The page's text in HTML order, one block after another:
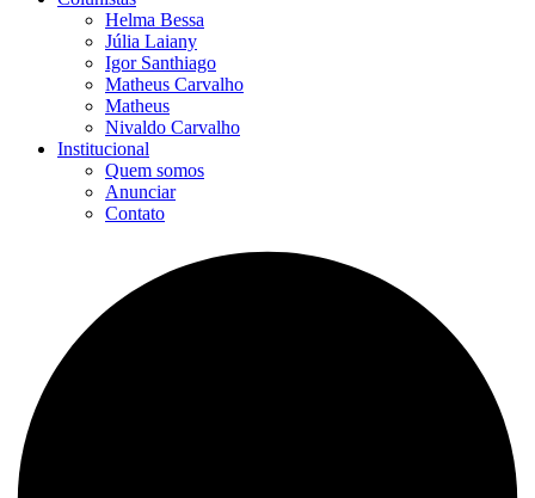
Helma Bessa
Júlia Laiany
Igor Santhiago
Matheus Carvalho
Matheus
Nivaldo Carvalho
Institucional
Quem somos
Anunciar
Contato